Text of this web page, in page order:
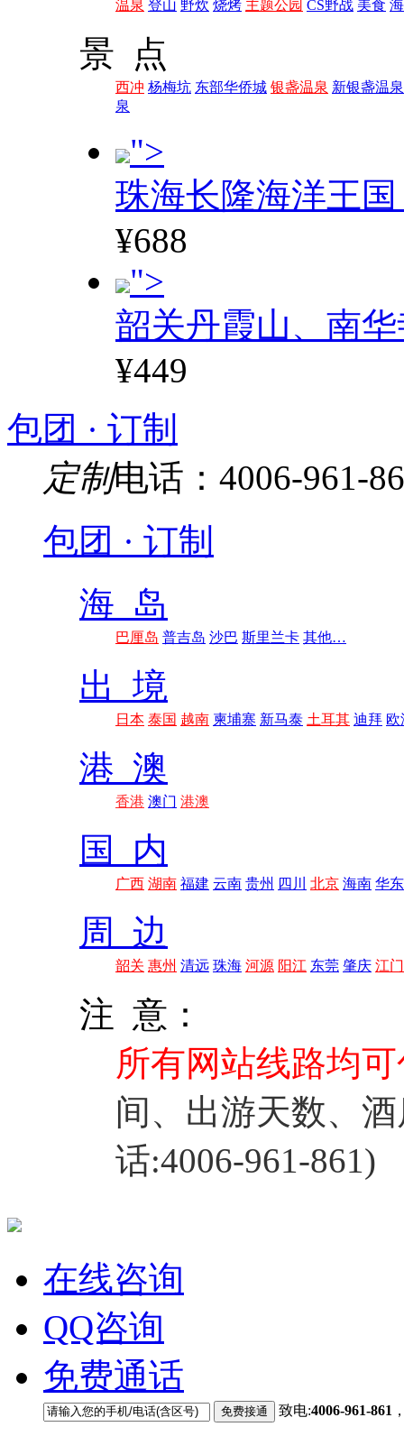
温泉 登山 野炊 烧烤 主题公园 CS野战 美食
景 点
西冲 杨梅坑 东部华侨城 银盏温泉 新银盏温泉
泉
">
珠海长隆海洋王
¥688
">
韶关丹霞山、南
¥449
包团 · 订制
定制电话：4006-961-
包团 · 订制
海 岛
巴厘岛 普吉岛 沙巴 斯里兰卡 其他…
出 境
日本 泰国 越南 柬埔寨 新马泰 土耳其 迪拜 欧
港 澳
香港 澳门 港澳
国 内
广西 湖南 福建 云南 贵州 四川 北京 海南 华东
周 边
韶关 惠州 清远 珠海 河源 阳江 东莞 肇庆 江门
注 意：
所有网站线路均
间、出游天数、
话:4006-961-861)
在线咨询
QQ咨询
免费通话
致电:4006-961-861